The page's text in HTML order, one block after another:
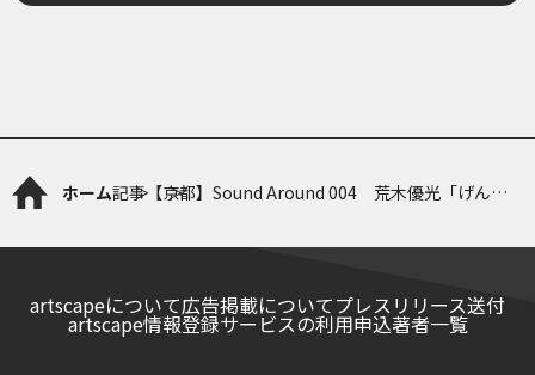
ホーム記事【京都】Sound Around 004 荒木優光「げん
artscapeについて広告掲載についてプレスリリース送付
artscape情報登録サービスの利用申込著者一覧